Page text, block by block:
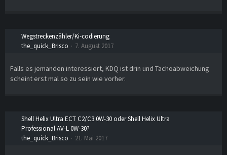
Wegstreckenzähler/Ki-codierung
the_quick_Brisco
7. August 2017
Falls es jemanden interessiert, KDQ ist drin und Tachoabweichung
scheint erst mal so zu sein wie vorher.
Shell Helix Ultra ECT C2/C3 0W-30 oder Shell Helix Ultra
Professional AV-L 0W-30?
the_quick_Brisco
21. Mai 2017